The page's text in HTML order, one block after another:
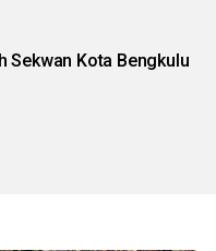
Sekwan Kota Bengkulu